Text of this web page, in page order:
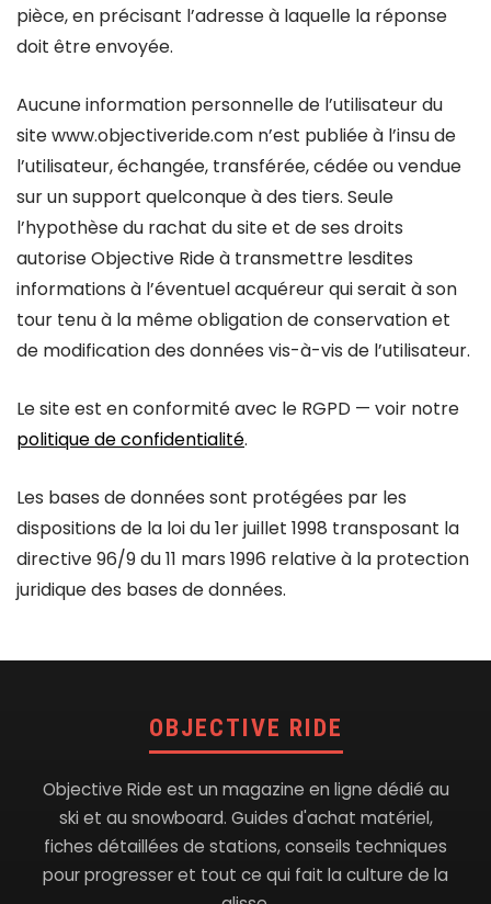
pièce, en précisant l’adresse à laquelle la réponse
doit être envoyée.
Aucune information personnelle de l’utilisateur du
site www.objectiveride.com n’est publiée à l’insu de
l’utilisateur, échangée, transférée, cédée ou vendue
sur un support quelconque à des tiers. Seule
l’hypothèse du rachat du site et de ses droits
autorise Objective Ride à transmettre lesdites
informations à l’éventuel acquéreur qui serait à son
tour tenu à la même obligation de conservation et
de modification des données vis-à-vis de l’utilisateur.
Le site est en conformité avec le RGPD — voir notre
politique de confidentialité.
Les bases de données sont protégées par les
dispositions de la loi du 1er juillet 1998 transposant la
directive 96/9 du 11 mars 1996 relative à la protection
juridique des bases de données.
OBJECTIVE RIDE
Objective Ride est un magazine en ligne dédié au
ski et au snowboard. Guides d'achat matériel,
fiches détaillées de stations, conseils techniques
pour progresser et tout ce qui fait la culture de la